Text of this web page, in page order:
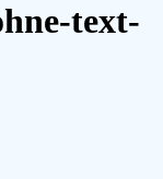
text-